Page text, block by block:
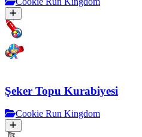
Şeker Topu Kurabiyesi
Cookie Run Kingdom